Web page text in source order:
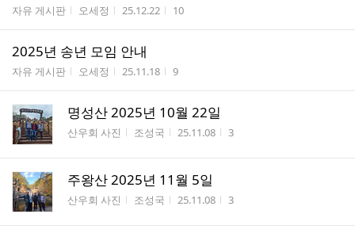
게시판명
자유 게시판 작성자
오세정 작성시간
25.12.22 조회수
10
2025년 송년 모임 안내
게시판명
자유 게시판 작성자
오세정 작성시간
25.11.18 조회수
9
명성산 2025년 10월 22일
게시판명
산우회 사진 작성자
조성국 작성시간
25.11.08 조회수
3
주왕산 2025년 11월 5일
게시판명
산우회 사진 작성자
조성국 작성시간
25.11.08 조회수
3